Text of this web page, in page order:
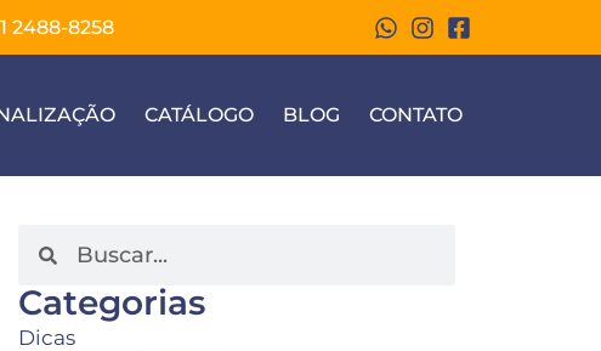
2488-8258
CATÁLOGO BLOG CONTATO
Categorias
Dicas